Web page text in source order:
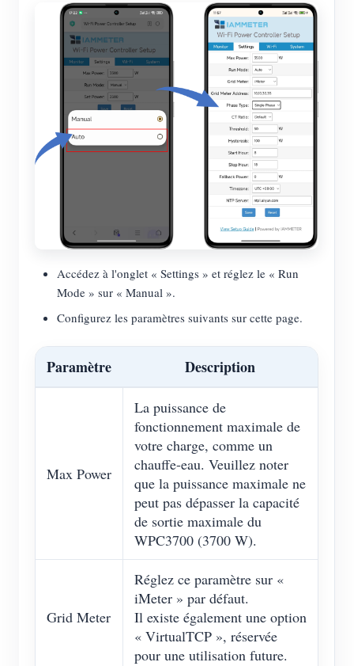
Accédez à l'onglet « Settings » et réglez le « Run
Mode » sur « Manual ».
Configurez les paramètres suivants sur cette page.
Paramètre Description
Max Power
La puissance de
fonctionnement maximale de
votre charge, comme un
chauffe-eau. Veuillez noter
que la puissance maximale ne
peut pas dépasser la capacité
de sortie maximale du
WPC3700 (3700 W).
Grid Meter
Réglez ce paramètre sur «
iMeter » par défaut.
Il existe également une option
« VirtualTCP », réservée
pour une utilisation future.